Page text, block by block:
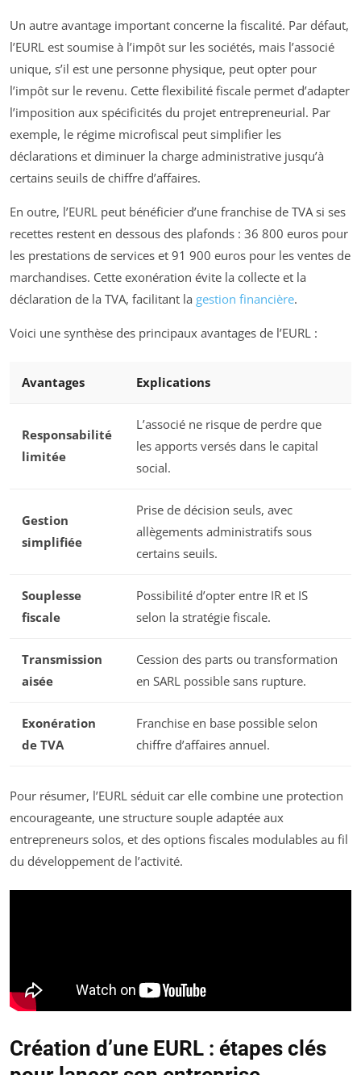
Un autre avantage important concerne la fiscalité. Par défaut,
l’EURL est soumise à l’impôt sur les sociétés, mais l’associé
unique, s’il est une personne physique, peut opter pour
l’impôt sur le revenu. Cette flexibilité fiscale permet d’adapter
l’imposition aux spécificités du projet entrepreneurial. Par
exemple, le régime microfiscal peut simplifier les
déclarations et diminuer la charge administrative jusqu’à
certains seuils de chiffre d’affaires.
En outre, l’EURL peut bénéficier d’une franchise de TVA si ses
recettes restent en dessous des plafonds : 36 800 euros pour
les prestations de services et 91 900 euros pour les ventes de
marchandises. Cette exonération évite la collecte et la
déclaration de la TVA, facilitant la gestion financière.
Voici une synthèse des principaux avantages de l’EURL :
Avantages Explications
Responsabilité
limitée
L’associé ne risque de perdre que
les apports versés dans le capital
social.
Gestion
simplifiée
Prise de décision seuls, avec
allègements administratifs sous
certains seuils.
Souplesse
fiscale
Possibilité d’opter entre IR et IS
selon la stratégie fiscale.
Transmission
aisée
Cession des parts ou transformation
en SARL possible sans rupture.
Exonération
de TVA
Franchise en base possible selon
chiffre d’affaires annuel.
Pour résumer, l’EURL séduit car elle combine une protection
encourageante, une structure souple adaptée aux
entrepreneurs solos, et des options fiscales modulables au fil
du développement de l’activité.
Création d’une EURL : étapes clés